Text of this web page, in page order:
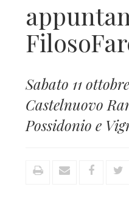
Sabato 11
Castelnuovo
Possidonio e